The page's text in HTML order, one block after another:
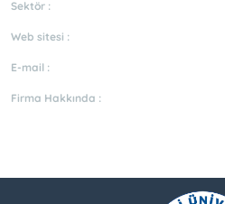
Sektör :
Web sitesi :
E-mail :
Firma Hakkında :